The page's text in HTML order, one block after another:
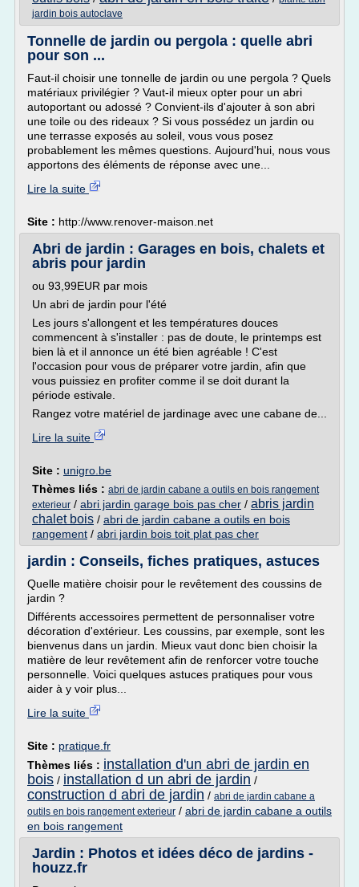
jardin bois autoclave
Tonnelle de jardin ou pergola : quelle abri
pour son ...
Faut-il choisir une tonnelle de jardin ou une pergola ? Quels
matériaux privilégier ? Vaut-il mieux opter pour un abri
autoportant ou adossé ? Convient-ils d'ajouter à son abri
une toile ou des rideaux ? Si vous possédez un jardin ou
une terrasse exposés au soleil, vous vous posez
probablement les mêmes questions. Aujourd'hui, nous vous
apportons des éléments de réponse avec une...
Lire la suite
Site : http://www.renover-maison.net
Abri de jardin : Garages en bois, chalets et
abris pour jardin
ou 93,99EUR par mois
Un abri de jardin pour l'été
Les jours s'allongent et les températures douces
commencent à s'installer : pas de doute, le printemps est
bien là et il annonce un été bien agréable ! C'est
l'occasion pour vous de préparer votre jardin, afin que
vous puissiez en profiter comme il se doit durant la
période estivale.
Rangez votre matériel de jardinage avec une cabane de...
Lire la suite
Site : unigro.be
Thèmes liés : abri de jardin cabane a outils en bois rangement
exterieur / abri jardin garage bois pas cher / abris jardin
chalet bois / abri de jardin cabane a outils en bois
rangement / abri jardin bois toit plat pas cher
jardin : Conseils, fiches pratiques, astuces
Quelle matière choisir pour le revêtement des coussins de
jardin ?
Différents accessoires permettent de personnaliser votre
décoration d'extérieur. Les coussins, par exemple, sont les
bienvenus dans un jardin. Mieux vaut donc bien choisir la
matière de leur revêtement afin de renforcer votre touche
personnelle. Voici quelques astuces pratiques pour vous
aider à y voir plus...
Lire la suite
Site : pratique.fr
Thèmes liés : installation d'un abri de jardin en
bois / installation d un abri de jardin /
construction d abri de jardin / abri de jardin cabane a
outils en bois rangement exterieur / abri de jardin cabane a outils
en bois rangement
Jardin : Photos et idées déco de jardins -
houzz.fr